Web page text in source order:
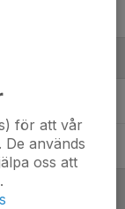
för att vår
används
oss att